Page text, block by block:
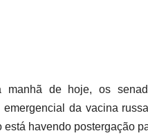
de hoje, os
da vacina
está havendo postergação